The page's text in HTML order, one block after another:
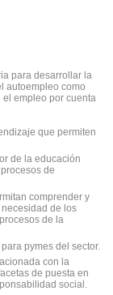
para desarrollar la
autoempleo como
empleo por cuenta
que permiten
de la educación
de
comprender y
de los
de la
pymes del sector.
con la
de puesta en
social.